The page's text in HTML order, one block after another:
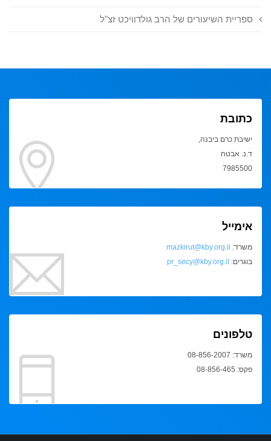
ספריית השיעורים של הרב גולדוויכט זצ"ל
כתובת
ישיבת כרם ביבנה,
ד.נ. אבטח
7985500
אימייל
משרד: mazkirut@kby.org.il
בוגרים: pr_secy@kby.org.il
טלפונים
משרד: 08-856-2007
פקס: 08-856-465